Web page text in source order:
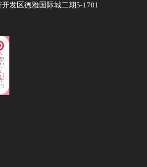
发区德雅国际城二期5-1701